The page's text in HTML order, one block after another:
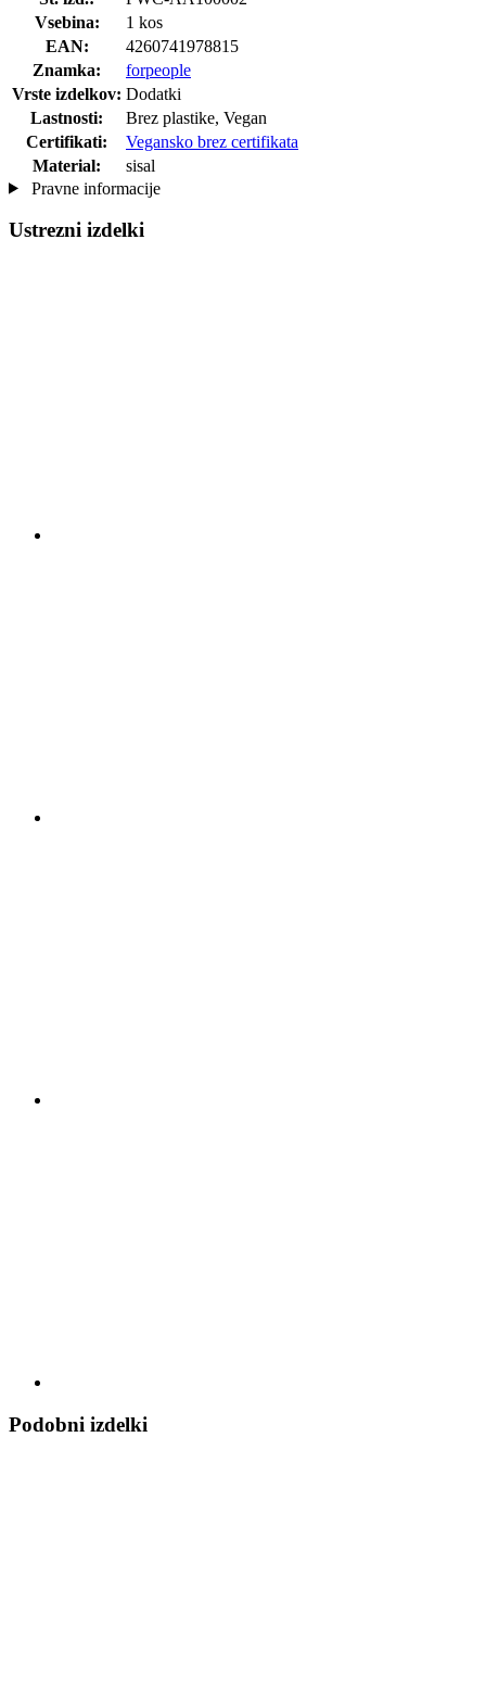
Vsebina:
1 kos
EAN:
4260741978815
Znamka:
forpeople
Vrste izdelkov: Dodatki
Lastnosti:
Brez plastike, Vegan
Certifikati:
Vegansko brez certifikata
Material:
sisal
Pravne informacije
Ustrezni izdelki
Podobni izdelki